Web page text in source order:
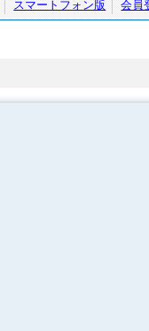
スマートフォン版 会員